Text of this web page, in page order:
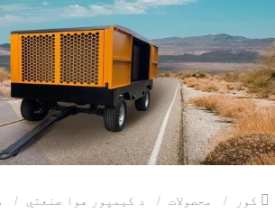
محصولات د کیمپور هوا صنعتي